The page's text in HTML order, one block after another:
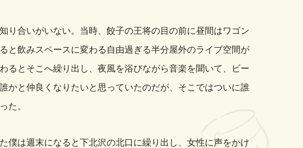
り合いがいない。当時、餃子の王将の目の前に昼間はワゴン
と飲みスペースに変わる自由過ぎる半分屋外のライブ空間が
るとそこへ繰り出し、夜風を浴びながら音楽を聞いて、ビー
かと仲良くなりたいと思っていたのだが、そこではついに誰
た。
僕は週末になると下北沢の北口に繰り出し、女性に声をかけ